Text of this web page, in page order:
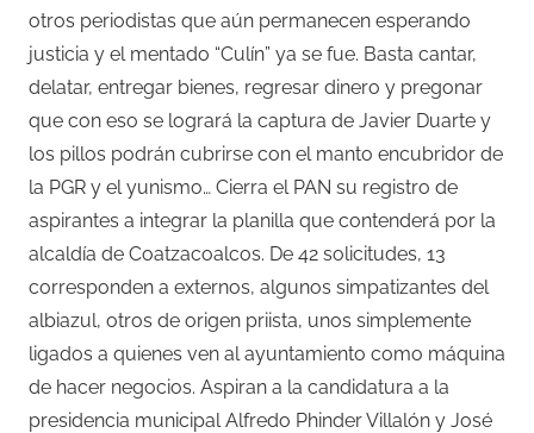
otros periodistas que aún permanecen esperando
justicia y el mentado “Culín” ya se fue. Basta cantar,
delatar, entregar bienes, regresar dinero y pregonar
que con eso se logrará la captura de Javier Duarte y
los pillos podrán cubrirse con el manto encubridor de
la PGR y el yunismo… Cierra el PAN su registro de
aspirantes a integrar la planilla que contenderá por la
alcaldía de Coatzacoalcos. De 42 solicitudes, 13
corresponden a externos, algunos simpatizantes del
albiazul, otros de origen priista, unos simplemente
ligados a quienes ven al ayuntamiento como máquina
de hacer negocios. Aspiran a la candidatura a la
presidencia municipal Alfredo Phinder Villalón y José